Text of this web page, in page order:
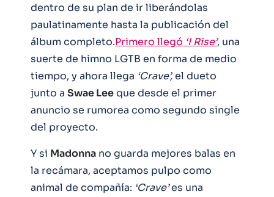
dentro de su plan de ir liberándolas
paulatinamente hasta la publicación del
álbum completo.Primero llegó ‘I Rise’, una
suerte de himno LGTB en forma de medio
tiempo, y ahora llega ‘Crave’,el dueto
junto a Swae Leeque desde el primer
anuncio se rumorea como segundo single
del proyecto.
Y si Madonna no guarda mejores balas en
la recámara, aceptamos pulpo como
animal de compañía: ‘Crave’es una